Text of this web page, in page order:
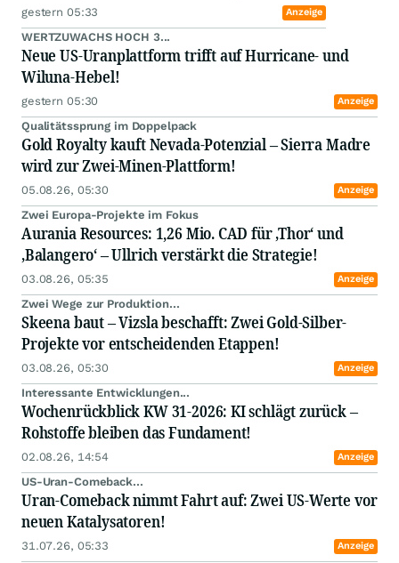
gestern 05:33 Anzeige
WERTZUWACHS HOCH 3...
Neue US-Uranplattform trifft auf Hurricane- und
Wiluna-Hebel!
gestern 05:30 Anzeige
Qualitätssprung im Doppelpack
Gold Royalty kauft Nevada-Potenzial – Sierra Madre
wird zur Zwei-Minen-Plattform!
05.08.26, 05:30 Anzeige
Zwei Europa-Projekte im Fokus
Aurania Resources: 1,26 Mio. CAD für ‚Thor‘ und
‚Balangero‘ – Ullrich verstärkt die Strategie!
03.08.26, 05:35 Anzeige
Zwei Wege zur Produktion...
Skeena baut – Vizsla beschafft: Zwei Gold-Silber-
Projekte vor entscheidenden Etappen!
03.08.26, 05:30 Anzeige
Interessante Entwicklungen...
Wochenrückblick KW 31-2026: KI schlägt zurück –
Rohstoffe bleiben das Fundament!
02.08.26, 14:54 Anzeige
US-Uran-Comeback...
Uran-Comeback nimmt Fahrt auf: Zwei US-Werte vor
neuen Katalysatoren!
31.07.26, 05:33 Anzeige